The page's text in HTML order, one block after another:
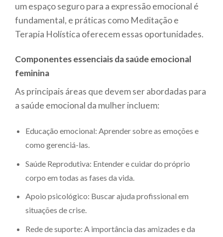
um espaço seguro para a expressão emocional é
fundamental, e práticas como Meditação e
Terapia Holística oferecem essas oportunidades.
Componentes essenciais da saúde emocional
feminina
As principais áreas que devem ser abordadas para
a saúde emocional da mulher incluem:
Educação emocional: Aprender sobre as emoções e
como gerenciá-las.
Saúde Reprodutiva: Entender e cuidar do próprio
corpo em todas as fases da vida.
Apoio psicológico: Buscar ajuda profissional em
situações de crise.
Rede de suporte: A importância das amizades e da